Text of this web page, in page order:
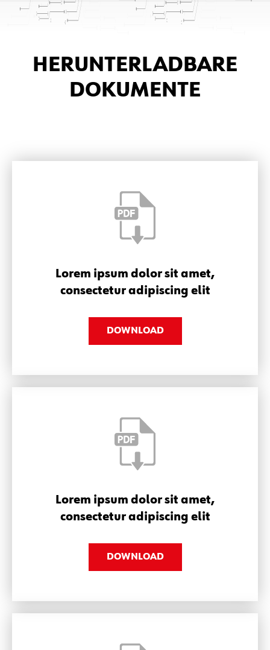
HERUNTERLADBARE
DOKUMENTE
Lorem ipsum dolor sit amet,
consectetur adipiscing elit
DOWNLOAD
Lorem ipsum dolor sit amet,
consectetur adipiscing elit
DOWNLOAD